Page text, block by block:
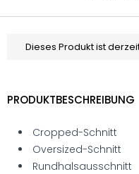
Dieses Produkt ist
PRODUKTBESCHREIBUNG
Cropped-Schnitt
Oversized-Schnitt
Rundhalsausschnitt